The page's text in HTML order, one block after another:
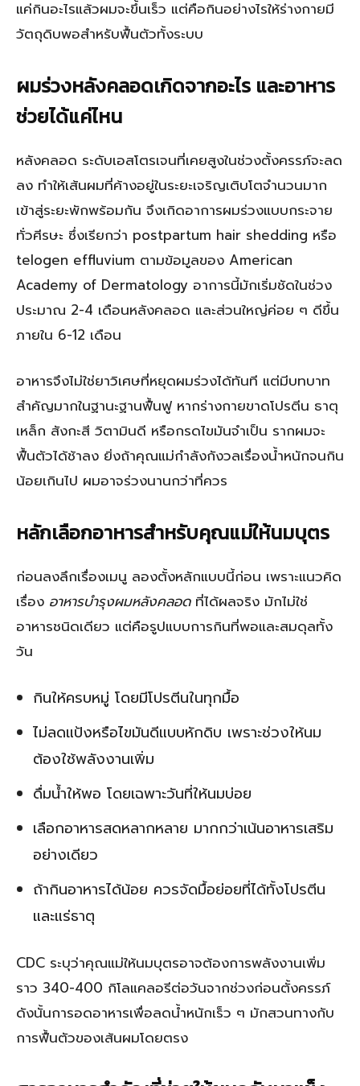
แค่กินอะไรแล้วผมจะขึ้นเร็ว แต่คือกินอย่างไรให้ร่างกายมี
วัตถุดิบพอสำหรับฟื้นตัวทั้งระบบ
ผมร่วงหลังคลอดเกิดจากอะไร และอาหาร
ช่วยได้แค่ไหน
หลังคลอด ระดับเอสโตรเจนที่เคยสูงในช่วงตั้งครรภ์จะลด
ลง ทำให้เส้นผมที่ค้างอยู่ในระยะเจริญเติบโตจำนวนมาก
เข้าสู่ระยะพักพร้อมกัน จึงเกิดอาการผมร่วงแบบกระจาย
ทั่วศีรษะ ซึ่งเรียกว่า postpartum hair shedding หรือ
telogen effluvium ตามข้อมูลของ American
Academy of Dermatology อาการนี้มักเริ่มชัดในช่วง
ประมาณ 2-4 เดือนหลังคลอด และส่วนใหญ่ค่อย ๆ ดีขึ้น
ภายใน 6-12 เดือน
อาหารจึงไม่ใช่ยาวิเศษที่หยุดผมร่วงได้ทันที แต่มีบทบาท
สำคัญมากในฐานะฐานฟื้นฟู หากร่างกายขาดโปรตีน ธาตุ
เหล็ก สังกะสี วิตามินดี หรือกรดไขมันจำเป็น รากผมจะ
ฟื้นตัวได้ช้าลง ยิ่งถ้าคุณแม่กำลังกังวลเรื่องน้ำหนักจนกิน
น้อยเกินไป ผมอาจร่วงนานกว่าที่ควร
หลักเลือกอาหารสำหรับคุณแม่ให้นมบุตร
ก่อนลงลึกเรื่องเมนู ลองตั้งหลักแบบนี้ก่อน เพราะแนวคิด
เรื่อง อาหารบำรุงผมหลังคลอดที่ได้ผลจริง มักไม่ใช่
อาหารชนิดเดียว แต่คือรูปแบบการกินที่พอและสมดุลทั้ง
วัน
กินให้ครบหมู่ โดยมีโปรตีนในทุกมื้อ
ไม่ลดแป้งหรือไขมันดีแบบหักดิบ เพราะช่วงให้นม
ต้องใช้พลังงานเพิ่ม
ดื่มน้ำให้พอ โดยเฉพาะวันที่ให้นมบ่อย
เลือกอาหารสดหลากหลาย มากกว่าเน้นอาหารเสริม
อย่างเดียว
ถ้ากินอาหารได้น้อย ควรจัดมื้อย่อยที่ได้ทั้งโปรตีน
และแร่ธาตุ
CDC ระบุว่าคุณแม่ให้นมบุตรอาจต้องการพลังงานเพิ่ม
ราว 340-400 กิโลแคลอรีต่อวันจากช่วงก่อนตั้งครรภ์
ดังนั้นการอดอาหารเพื่อลดน้ำหนักเร็ว ๆ มักสวนทางกับ
การฟื้นตัวของเส้นผมโดยตรง